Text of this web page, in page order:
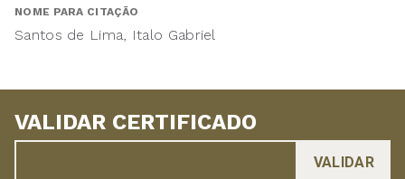
NOME PARA CITAÇÃO
Santos de Lima, Italo Gabriel
VALIDAR CERTIFICADO